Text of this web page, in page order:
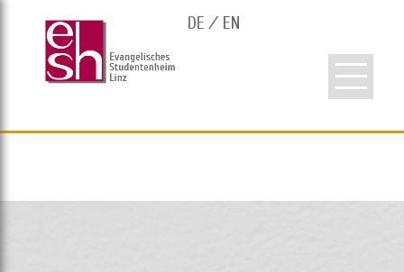
DE EN